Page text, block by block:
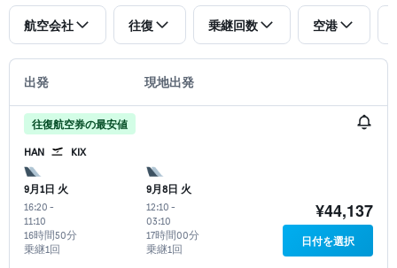
航空会社 往復 乗継回数 空港
出発 現地出発
往復航空券の最安値
HAN KIX
9月1日 火
16:20 -
11:10
乗継1回
16時間50分
9月8日 火
12:10 -
03:10
乗継1回
17時間00分
¥44,137
日付を選択